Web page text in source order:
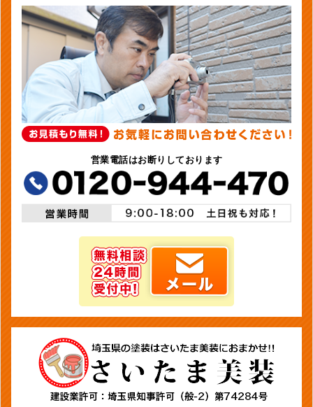
営業電話はお断りしております